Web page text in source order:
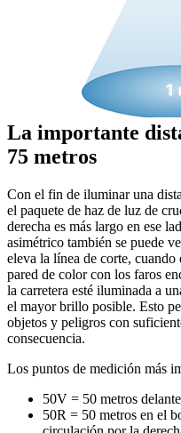
La importante
75 metros
Con el fin de iluminar una
el paquete de haz de luz de
derecha es más largo en ese
asimétrico también se puede
eleva la línea de corte,
pared de color con los faros
la carretera esté iluminada a
el mayor brillo posible. Esto
objetos y peligros con
consecuencia.
Los puntos de medición más
50V = 50 metros
50R = 50 metros en el